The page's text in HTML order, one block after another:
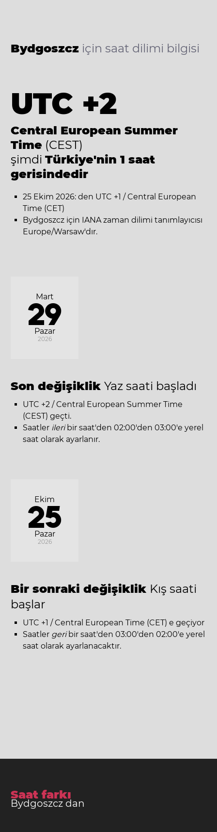
Bydgoszcz için saat dilimi bilgisi
UTC +2
Central European Summer
Time (CEST)
şimdi Türkiye'nin 1 saat
gerisindedir
25 Ekim 2026: den UTC +1 / Central European
Time (CET)
Bydgoszcz için IANA zaman dilimi tanımlayıcısı
Europe/Warsaw'dır.
Pazar
Mart
29
2026
Son değişiklikYaz saati başladı
UTC +2 / Central European Summer Time
(CEST) geçti.
Saatler ileribir saat'den 02:00'den 03:00'e yerel
saat olarak ayarlanır.
Pazar
Ekim
25
2026
Bir sonraki değişiklik Kış saati
başlar
UTC +1 / Central European Time (CET) e geçiyor
Saatler geribir saat'den 03:00'den 02:00'e yerel
saat olarak ayarlanacaktır.
Saat farkı
Bydgoszcz dan